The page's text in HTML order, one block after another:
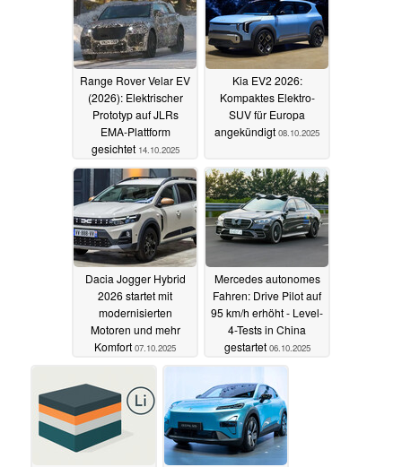
Range Rover Velar EV
(2026): Elektrischer
Prototyp auf JLRs
EMA-Plattform
gesichtet 14.10.2025
Kia EV2 2026:
Kompaktes Elektro-
SUV für Europa
angekündigt 08.10.2025
Dacia Jogger Hybrid
2026 startet mit
modernisierten
Motoren und mehr
Komfort 07.10.2025
Mercedes autonomes
Fahren: Drive Pilot auf
95 km/h erhöht - Level-
4-Tests in China
gestartet 06.10.2025